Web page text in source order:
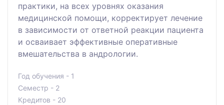
практики, на всех уровнях оказания
медицинской помощи, корректирует лечение
в зависимости от ответной реакции пациента
и осваивает эффективные оперативные
вмешательства в андрологии.
Год обучения - 1
Семестр - 2
Кредитов - 20